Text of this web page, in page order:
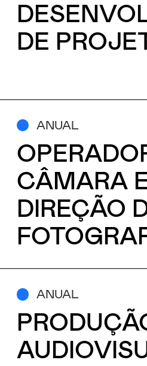
DE
ANUAL
CÂMARA
DIREÇÃO
ANUAL